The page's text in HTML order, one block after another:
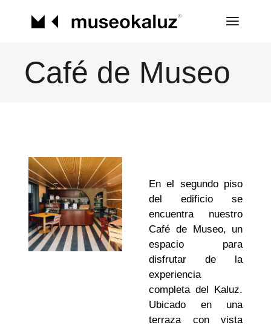
Café de Museo
En el segundo piso
del edificio se
encuentra nuestro
Café de Museo, un
espacio para
disfrutar de la
experiencia
completa del Kaluz.
Ubicado en una
terraza con vista